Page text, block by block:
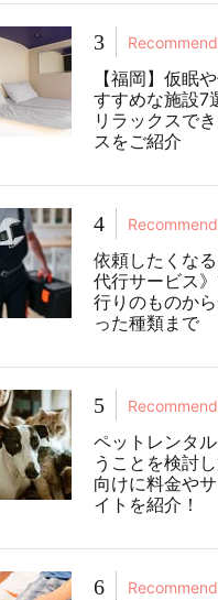
3 Recommend
【福岡】仮眠
すすめな施設7
リラックスで
スをご紹介
4 Recommend
依頼したくな
代行サービス
行りのものか
った種類まで
5 Recommend
ペットレンタ
うことを検討
向けに料金や
イトを紹介！
6 Recommend